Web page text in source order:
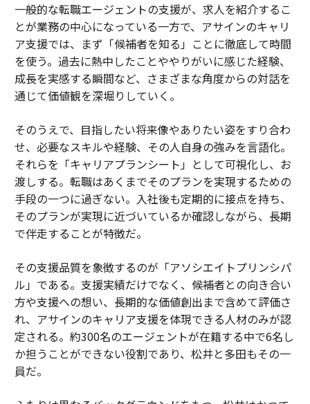
一般的な転職エージェントの支援が、求人を紹介するこ
とが業務の中心になっている一方で、アサインのキャリ
ア支援では、まず「候補者を知る」ことに徹底して時間
を使う。過去に熱中したことややりがいに感じた経験、
成長を実感する瞬間など、さまざまな角度からの対話を
通じて価値観を深堀りしていく。
そのうえで、目指したい将来像やありたい姿をすり合わ
せ、必要なスキルや経験、その人自身の強みを言語化。
それらを「キャリアプランシート」として可視化し、お
渡しする。転職はあくまでそのプランを実現するための
手段の一つに過ぎない。入社後も定期的に接点を持ち、
そのプランが実現に近づいているか確認しながら、長期
で伴走することが特徴だ。
その支援品質を象徴するのが「アソシエイトプリンシパ
ル」である。支援実績だけでなく、候補者との向き合い
方や支援への想い、長期的な価値創出まで含めて評価さ
れ、アサインのキャリア支援を体現できる人材のみが認
定される。約300名のエージェントが在籍する中で6名し
か担うことができない役割であり、松井と多田もその一
員だ。